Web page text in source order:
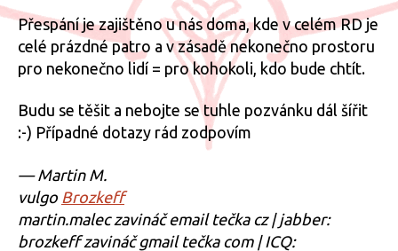
Přespání je zajištěno u nás doma, kde v celém RD je
celé prázdné patro a v zásadě nekonečno prostoru
pro nekonečno lidí = pro kohokoli, kdo bude chtít.
Budu se těšit a nebojte se tuhle pozvánku dál šířit
:-) Případné dotazy rád zodpovím
— Martin M.
vulgo Brozkeff
martin.malec zavináč email tečka cz | jabber:
brozkeff zavináč gmail tečka com | ICQ: